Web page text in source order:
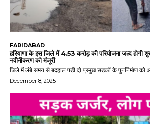
FARIDABAD
हरियाणा के इस जिले में 4.53 करोड़ की परियोजना जल्द होगी
नवीनीकरण को मंजूरी
जिले में लंबे समय से बदहाल पड़ी दो प्रमुख सड़कों के पुनर्निर्माण को
December 8, 2025